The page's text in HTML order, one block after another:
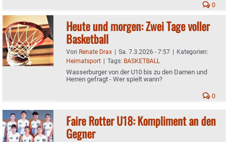
0
Heute und morgen: Zwei Tage voller
Basketball
Von Renate Drax | Sa. 7.3.2026 - 7:57 | Kategorien:
Heimatsport | Tags: BASKETBALL
Wasserburger von der U10 bis zu den Damen und
Herren gefragt - Wer spielt wann?
0
Faire Rotter U18: Kompliment an den
Gegner